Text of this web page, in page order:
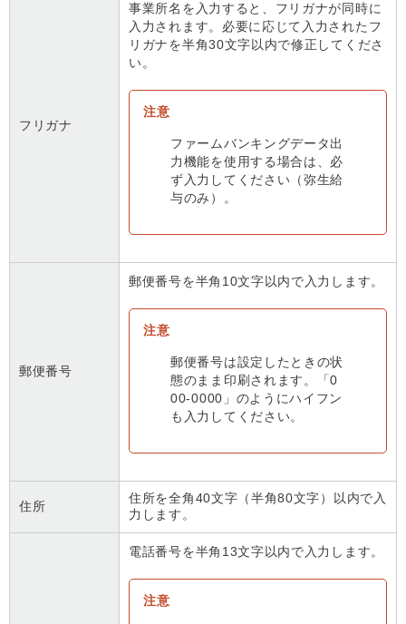
フリガナ
事業所名を入力すると、フリガナが同時に
入力されます。必要に応じて入力されたフ
リガナを半角30文字以内で修正してくださ
い。
ファームバンキングデータ出
力機能を使用する場合は、必
ず入力してください（弥生給
与のみ）。
郵便番号
郵便番号を半角10文字以内で入力します。
郵便番号は設定したときの状
態のまま印刷されます。「0
00-0000」のようにハイフン
も入力してください。
住所
住所を全角40文字（半角80文字）以内で入
力します。
電話番号を半角13文字以内で入力します。